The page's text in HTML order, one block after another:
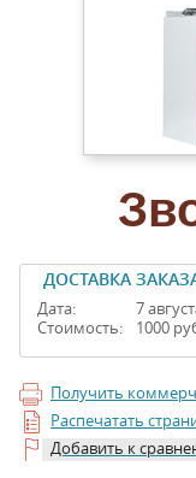
ДОСТАВКА
Дата:
Стоимость:
7
1000
Получить
Распечатать
Добавить к